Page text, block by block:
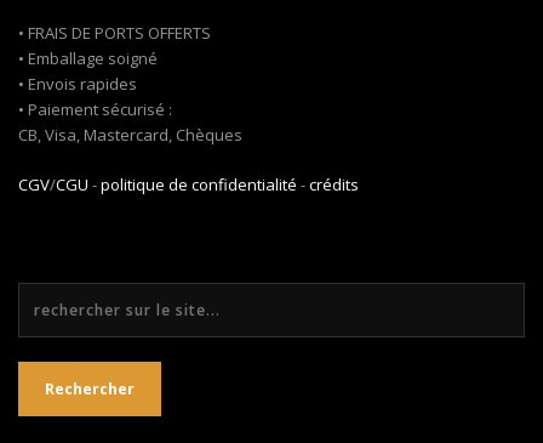
• FRAIS DE PORTS OFFERTS
• Emballage soigné
• Envois rapides
• Paiement sécurisé :
CB, Visa, Mastercard, Chèques
CGV/CGU -politique de confidentialité -crédits
Rechercher